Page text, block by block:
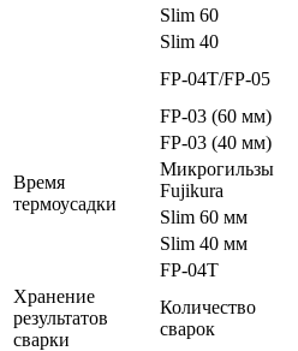
Slim 60
Slim 40
FP-04T/FP-05
Время
термоусадки
FP-03 (60 мм)
FP-03 (40 мм)
Микрогильзы
Fujikura
Slim 60 мм
Slim 40 мм
FP-04T
Хранение
результатов
сварки
Количество
сварок